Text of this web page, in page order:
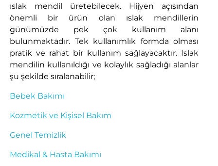
ıslak mendil üretebilecek. Hijyen açısından
önemli bir ürün olan ıslak mendillerin
günümüzde pek çok kullanım alanı
bulunmaktadır. Tek kullanımlık formda olması
pratik ve rahat bir kullanım sağlayacaktır. Islak
mendilin kullanıldığı ve kolaylık sağladığı alanlar
şu şekilde sıralanabilir;
Bebek Bakımı
Kozmetik ve Kişisel Bakım
Genel Temizlik
Medikal & Hasta Bakımı